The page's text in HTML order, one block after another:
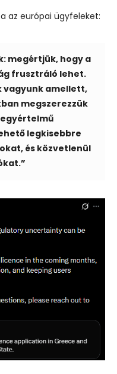
az európai ügyfeleket:
megértjük, hogy a
frusztráló lehet.
vagyunk amellett,
megszerezzük
legkisebbre
és közvetlenül